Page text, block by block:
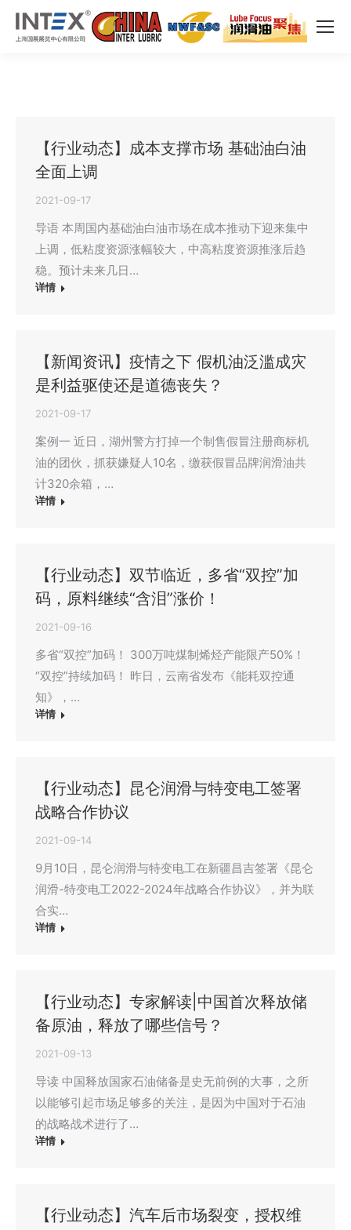
【行业动态】成本支撑市场 基础油白油
全面上调
2021-09-17
导语 本周国内基础油白油市场在成本推动下迎来集中
上调，低粘度资源涨幅较大，中高粘度资源推涨后趋
稳。预计未来几日…
详情
【新闻资讯】疫情之下 假机油泛滥成灾
是利益驱使还是道德丧失？
2021-09-17
案例一 近日，湖州警方打掉一个制售假冒注册商标机
油的团伙，抓获嫌疑人10名，缴获假冒品牌润滑油共
计320余箱，…
详情
【行业动态】双节临近，多省“双控”加
码，原料继续“含泪”涨价！
2021-09-16
多省“双控”加码！ 300万吨煤制烯烃产能限产50%！
“双控”持续加码！ 昨日，云南省发布《能耗双控通
知》，…
详情
【行业动态】昆仑润滑与特变电工签署
战略合作协议
2021-09-14
9月10日，昆仑润滑与特变电工在新疆昌吉签署《昆仑
润滑-特变电工2022-2024年战略合作协议》，并为联
合实…
详情
【行业动态】专家解读|中国首次释放储
备原油，释放了哪些信号？
2021-09-13
导读 中国释放国家石油储备是史无前例的大事，之所
以能够引起市场足够多的关注，是因为中国对于石油
的战略战术进行了…
详情
【行业动态】汽车后市场裂变，授权维